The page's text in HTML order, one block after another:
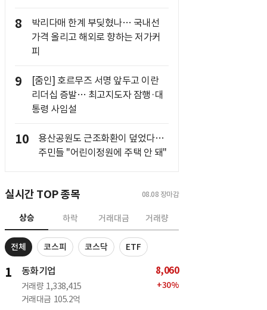
8
박리다매 한계 부딪혔나… 국내선
가격 올리고 해외로 향하는 저가커
피
9
[줌인] 호르무즈 서명 앞두고 이란
리더십 증발… 최고지도자 잠행·대
통령 사임설
10
용산공원도 근조화환이 덮었다…
주민들 "어린이정원에 주택 안 돼"
실시간 TOP 종목 08.08 장마감
상승 하락 거래대금 거래량
전체 코스피 코스닥 ETF
1 동화기업
거래량 1,338,415
거래대금 105.2억
8,060
+30%